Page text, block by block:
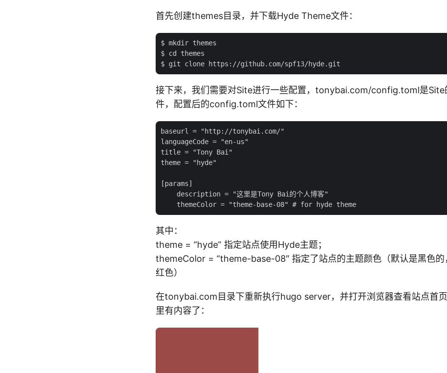
首先创建themes目录，并下载Hyde Theme文件：
$ mkdir themes
$ cd themes
接下来，我们需要对Site进行一些配置，tonybai.com/config.toml是Site
件，配置后的config.toml文件如下：
baseurl = "http://tonybai.com/"
languageCode = "en-us"
title = "Tony Bai"
theme = "hyde"
[params]
    description = "这里是Tony Bai的个人博客"
其中：
theme = “hyde” 指定站点使用Hyde主题；
themeColor = “theme-base-08″ 指定了站点的主题颜色（默认是黑色的
红色）
在tonybai.com目录下重新执行hugo server，并打开浏览器查看站点首
里有内容了：